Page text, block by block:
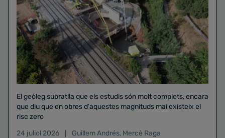
El geòleg subratlla que els estudis són molt complets, encara
que diu que en obres d'aquestes magnituds mai existeix el
risc zero
24 juliol 2026
Guillem Andrés, Mercè Raga